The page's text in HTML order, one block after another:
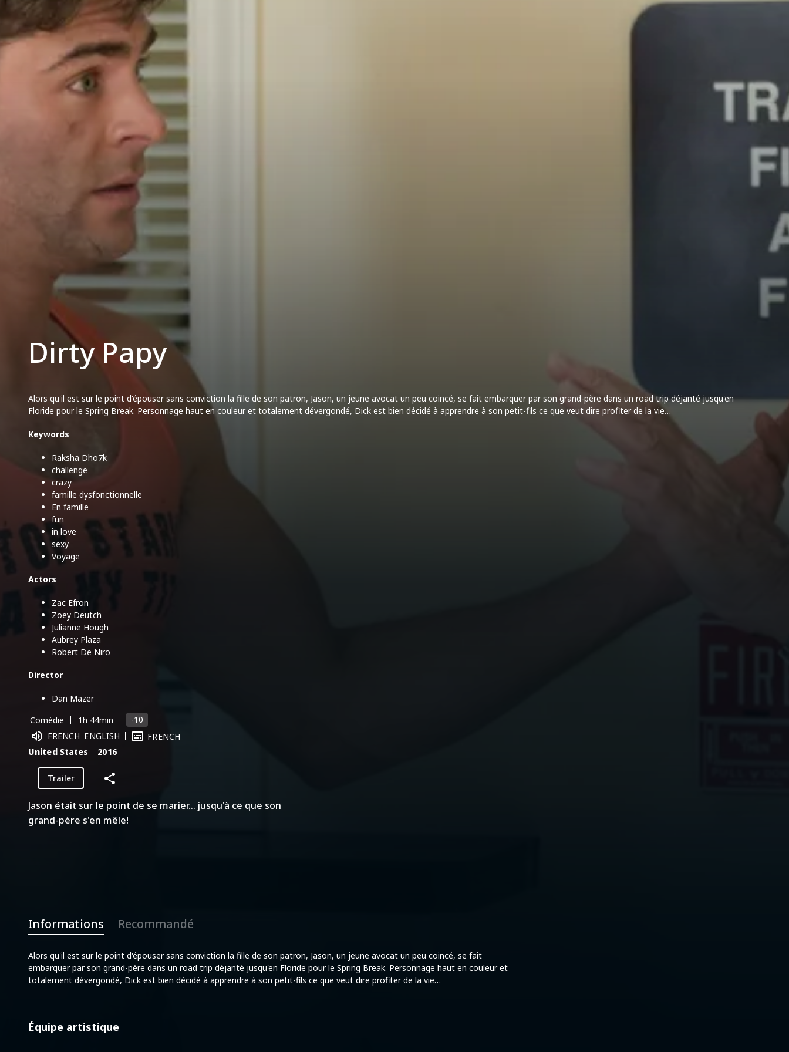
Dirty Papy
Alors qu'il est sur le point d'épouser sans conviction la fille de son patron, Jason, un jeune avocat un peu coincé, se fait embarquer par son grand-père dans un road trip déjanté jusqu'en
Floride pour le Spring Break. Personnage haut en couleur et totalement dévergondé, Dick est bien décidé à apprendre à son petit-fils ce que veut dire profiter de la vie…
Keywords
Raksha Dho7k
challenge
crazy
famille dysfonctionnelle
En famille
fun
in love
sexy
Voyage
Actors
Zac Efron
Zoey Deutch
Julianne Hough
Aubrey Plaza
Robert De Niro
Director
Dan Mazer
Comédie
1h 44min
-10
FRENCH ENGLISH
FRENCH
United States
2016
Trailer
Jason était sur le point de se marier... jusqu'à ce que son
grand-père s'en mêle!
Informations Recommandé
Alors qu'il est sur le point d'épouser sans conviction la fille de son patron, Jason, un jeune avocat un peu coincé, se fait
embarquer par son grand-père dans un road trip déjanté jusqu'en Floride pour le Spring Break. Personnage haut en couleur et
totalement dévergondé, Dick est bien décidé à apprendre à son petit-fils ce que veut dire profiter de la vie…
Équipe artistique